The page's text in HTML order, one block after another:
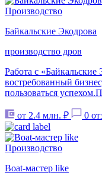
Производство
Байкальские Экодрова
производство дров
Работа с
востребованный
пользоваться
от 2.4 млн. ₽ 0
Производство
Boat-мастер like